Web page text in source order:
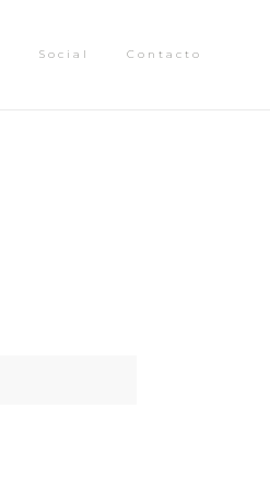
Social Contacto